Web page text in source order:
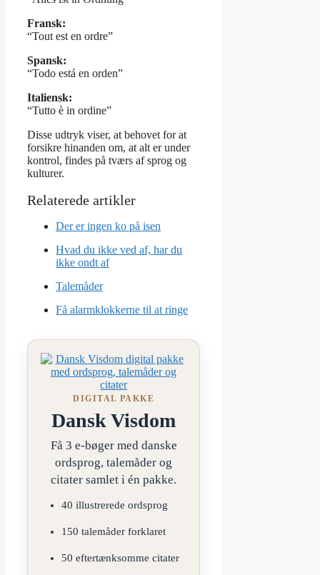
Fransk:
“Tout est en ordre”
Spansk:
“Todo está en orden”
Italiensk:
“Tutto è in ordine”
Disse udtryk viser, at behovet for at
forsikre hinanden om, at alt er under
kontrol, findes på tværs af sprog og
kulturer.
Der er ingen ko på isen
Hvad du ikke ved af, har du
ikke ondt af
Talemåder
Få alarmklokkerne til at ringe
DIGITAL PAKKE
Dansk Visdom
Få 3 e-bøger med danske
ordsprog, talemåder og
citater samlet i én pakke.
40 illustrerede ordsprog
150 talemåder forklaret
50 eftertænksomme citater